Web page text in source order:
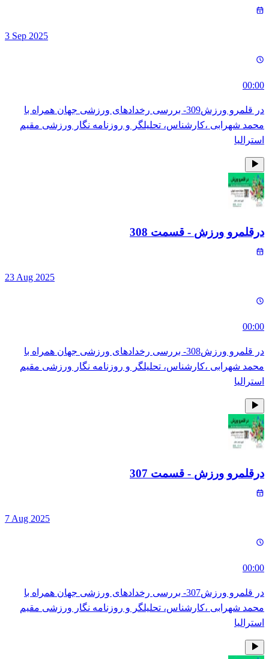
3 Sep 2025
00:00
در قلمرو ورزش309- بررسی رخدادهای ورزشی جهان همراه با
محمد شهرابی ،کارشناس، تحلیلگر و روزنامه نگار ورزشی مقیم
استرالیا
درقلمرو ورزش - قسمت 308
23 Aug 2025
00:00
در قلمرو ورزش308- بررسی رخدادهای ورزشی جهان همراه با
محمد شهرابی ،کارشناس، تحلیلگر و روزنامه نگار ورزشی مقیم
استرالیا
درقلمرو ورزش - قسمت 307
7 Aug 2025
00:00
در قلمرو ورزش307- بررسی رخدادهای ورزشی جهان همراه با
محمد شهرابی ،کارشناس، تحلیلگر و روزنامه نگار ورزشی مقیم
استرالیا